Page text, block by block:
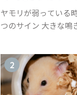
て詳しくご紹介
ヤモリが弱っている
つのサイン 大きな鳴
して人気が高まって
お迎えしたいと思う
はないでしょうか...